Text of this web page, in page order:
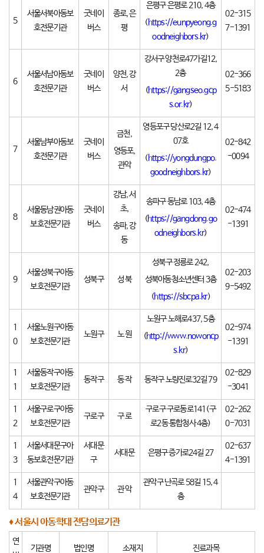
5
서울서북아동보
호전문기관
굿네이
버스
종로, 은
평
은평구 은평로 210, 4층
(https://eunpyeong.g
oodneighbors.kr)
02-315
7-1391
6
서울서남아동보
호전문기관
굿네이
버스
양천, 강
서
강서구 양천로47가길12,
2층
(https://gangseo.gcp
s.or.kr)
02-366
5-5183
7
서울남부아동보
호전문기관
굿네이
버스
금천,
영등포,
관악
영등포구 당산로2길 12, 4
07호
(https://yongdungpo.
goodneighbors.kr)
02-842
-0094
8
서울동남권아동
보호전문기관
굿네이
버스
강남, 서
초,
송파, 강
동
송파구 동남로 103, 4층
(https://gangdong.go
odneighbors.kr)
02-474
-1391
9
서울성북구아동
보호전문기관
성북구 성 북
성북구 정릉로 242,
성북아동청소년센터 3층
(https://sbcpa.kr)
02-203
9-5492
1
0
서울노원구아동
보호전문기관
노원구 노 원
노원구 노해로437, 5층
(http://www.nowoncp
s.kr)
02-974
-1391
1
1
서울동작구아동
보호전문기관
동작구 동 작 동작구 노량진로32길 79
02-829
-3041
1
2
서울구로구아동
보호전문기관
구로구 구 로
구로구 구로동로141(구
로2동 통합청사 4층)
02-262
0-7031
1
3
서울서대문구아
동보호전문기관
서대문
구
서대문 은평구 증가로24길 27
02-637
4-1391
1
4
서울관악구아동
보호전문기관
관악구 관 악
관악구 난곡로 58길 15, 4
층
♦ 서울시 아동학대 전담의료기관
연
기관명 법인명 소재지 진료과목